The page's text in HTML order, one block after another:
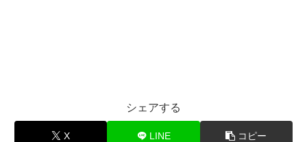
シェアする
X LINE コピー